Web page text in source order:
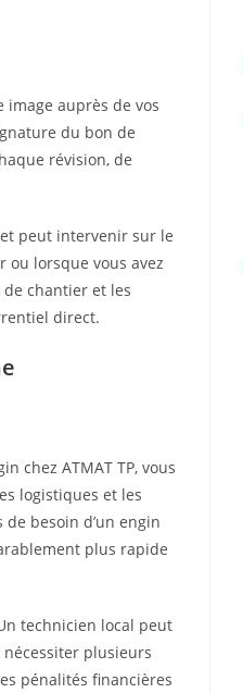
image auprès de vos
du bon de
révision, de
peut intervenir sur le
ou lorsque vous avez
de chantier et les
direct.
chez ATMAT TP, vous
logistiques et les
besoin d’un engin
plus rapide
technicien local peut
plusieurs
pénalités financières